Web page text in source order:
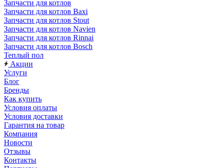
Запчасти для котлов
Запчасти для котлов Baxi
Запчасти для котлов Stout
Запчасти для котлов Navien
Запчасти для котлов Rinnai
Запчасти для котлов Bosch
Теплый пол
Акции
Услуги
Блог
Бренды
Как купить
Условия оплаты
Условия доставки
Гарантия на товар
Компания
Новости
Отзывы
Контакты